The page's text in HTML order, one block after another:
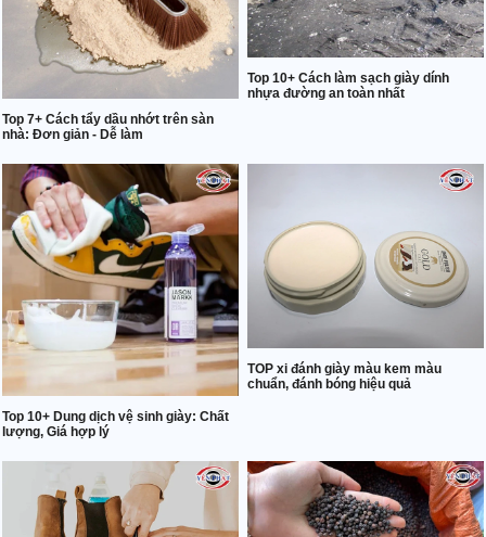
Top 7+ Cách tẩy dầu nhớt trên sàn
nhà: Đơn giản - Dễ làm
Top 10+ Cách làm sạch giày dính
nhựa đường an toàn nhất
Top 10+ Dung dịch vệ sinh giày: Chất
lượng, Giá hợp lý
TOP xi đánh giày màu kem màu
chuẩn, đánh bóng hiệu quả